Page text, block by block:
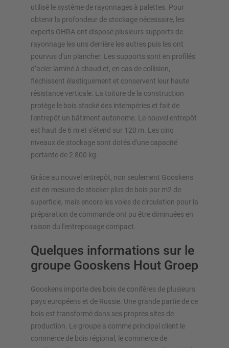
utilisé le système de rayonnages à palettes. Pour
obtenir la profondeur de stockage nécessaire, les
experts OHRA ont disposé plusieurs supports de
rayonnage les uns derrière les autres puis les ont
pourvus d'un plancher. Les supports sont en profilés
d’acier laminé à chaud et, en cas de collision,
fléchissent élastiquement et conservent leur haute
résistance verticale. La toiture de la construction
protège le bois stocké des intempéries et fait de
l'entrepôt un bâtiment autonome. Le nouvel entrepôt
est haut de 6 m et s'étend sur 120 m. Les cinq
niveaux de stockage sont dotés d'une capacité
portante de 2 800 kg.
Grâce au nouvel entrepôt, non seulement Gooskens
est en mesure de stocker plus de bois par m2 de
superficie, mais encore les voies de circulation pour la
préparation de commande ont pu être diminuées en
raison du l'entreposage compact.
Quelques informations sur le
groupe Gooskens Hout Groep
Gooskens importe des bois de conifères de plusieurs
pays européens et de Russie. Une grande partie de ce
bois est transformé dans ses propres sites de
production. Le groupe a comme principal client le
commerce de bois régional, le commerce de